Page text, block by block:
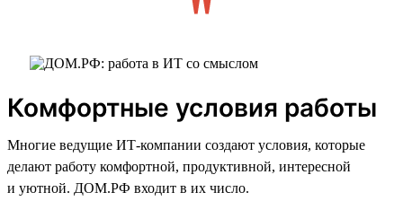
Комфортные условия работы
Многие ведущие ИТ-компании создают условия, которые
делают работу комфортной, продуктивной, интересной
и уютной. ДОМ.РФ входит в их число.